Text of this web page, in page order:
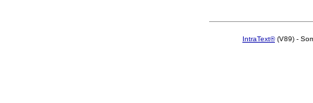
IntraText®(V89) -